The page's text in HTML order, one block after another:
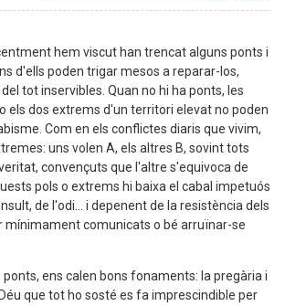
hem viscut han trencat alguns ponts i
d'ells poden trigar mesos a reparar-los,
tot inservibles. Quan no hi ha ponts, les
els dos extrems d'un territori elevat no poden
Com en els conflictes diaris que vivim,
uns volen A, els altres B, sovint tots
convençuts que l'altre s'equivoca de
pols o extrems hi baixa el cabal impetuós
de l'odi... i depenent de la resistència dels
mínimament comunicats o bé arruïnar-se
ens calen bons fonaments: la pregària i
que tot ho sosté es fa imprescindible per